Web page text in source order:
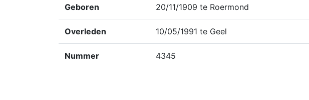
Geboren 20/11/1909 te Roermond
Overleden 10/05/1991 te Geel
Nummer 4345